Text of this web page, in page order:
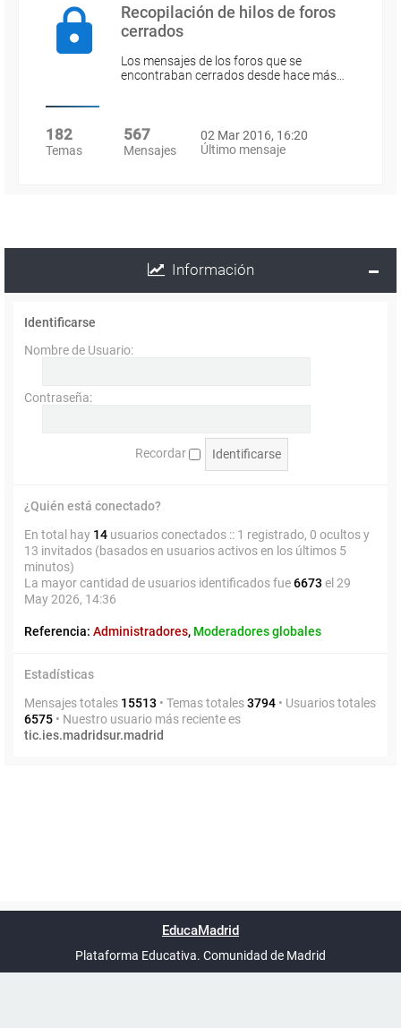
Recopilación de hilos de foros
cerrados
Los mensajes de los foros que se
encontraban cerrados desde hace más…
182
Temas
567
Mensajes
02 Mar 2016, 16:20
Último mensaje
Información
Identificarse
Nombre de Usuario:
Contraseña:
Recordar
¿Quién está conectado?
En total hay 14 usuarios conectados :: 1 registrado, 0 ocultos y
13 invitados (basados en usuarios activos en los últimos 5
minutos)
La mayor cantidad de usuarios identificados fue6673 el 29
May 2026, 14:36
Referencia: Administradores, Moderadores globales
Estadísticas
Mensajes totales 15513 • Temas totales3794 • Usuarios totales
6575 • Nuestro usuario más reciente es
tic.ies.madridsur.madrid
UTC+02:00
phpBB España
EducaMadrid
Plataforma Educativa. Comunidad de Madrid